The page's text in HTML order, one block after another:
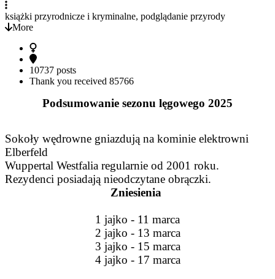
książki przyrodnicze i kryminalne, podglądanie przyrody
More
10737 posts
Thank you received 85766
Podsumowanie sezonu lęgowego 2025
Sokoły wędrowne gniazdują na kominie elektrowni
Elberfeld
Wuppertal Westfalia regularnie od 2001 roku.
Rezydenci posiadają nieodczytane obrączki.
Zniesienia
1 jajko - 11 marca
2 jajko - 13 marca
3 jajko - 15 marca
4 jajko - 17 marca